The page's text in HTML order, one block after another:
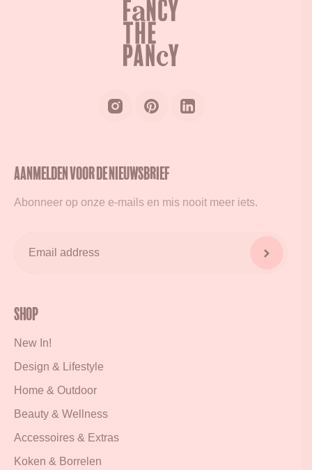
Aanmelden voor de nieuwsbrief
Abonneer op onze e-mails en mis nooit meer iets.
Shop
New In!
Design & Lifestyle
Home & Outdoor
Beauty & Wellness
Accessoires & Extras
Koken & Borrelen